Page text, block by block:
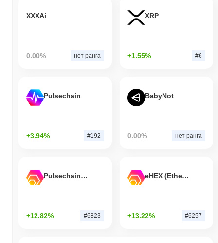
XXXAi
0.00% нет ранга
XRP
+1.55% #6
Pulsechain
+3.94% #192
BabyNot
0.00% нет ранга
Pulsechain Bridged HEX (Pulsechain)
+12.82% #6823
eHEX (Ethereum)
+13.22% #6257